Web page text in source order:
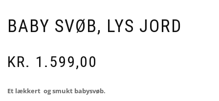
BABY SVØB, LYS JORD
KR. 1.599,00
Et lækkert og smukt babysvøb.